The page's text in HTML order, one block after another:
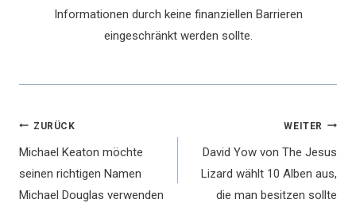
Informationen durch keine finanziellen Barrieren
eingeschränkt werden sollte.
Beitragsnavigation
ZURÜCK
Michael Keaton möchte
seinen richtigen Namen
Michael Douglas verwenden
WEITER
David Yow von The Jesus
Lizard wählt 10 Alben aus,
die man besitzen sollte